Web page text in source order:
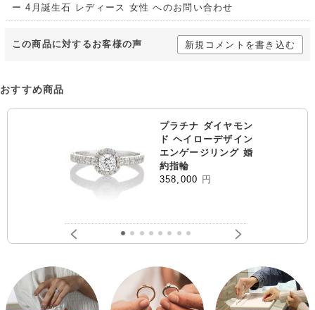
ー 4月誕生石 レディース 女性 へのお問い合わせ
この商品に対するお客様の声 新規コメントを書き込む
おすすめ商品
プラチナ ダイヤモン
ド ヘイローデザイン
エンゲージリング 婚
約指輪
358,000 円